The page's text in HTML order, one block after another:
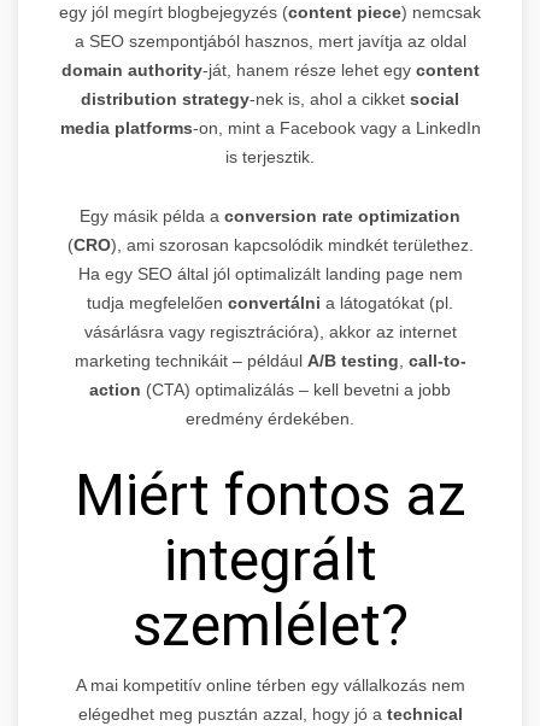
egy jól megírt blogbejegyzés (content piece) nemcsak
a SEO szempontjából hasznos, mert javítja az oldal
domain authority-ját, hanem része lehet egy content
distribution strategy-nek is, ahol a cikket social
media platforms-on, mint a Facebook vagy a LinkedIn
is terjesztik.
Egy másik példa a conversion rate optimization
(CRO), ami szorosan kapcsolódik mindkét területhez.
Ha egy SEO által jól optimalizált landing page nem
tudja megfelelően convertálni a látogatókat (pl.
vásárlásra vagy regisztrációra), akkor az internet
marketing technikáit – például A/B testing call-to-
action (CTA) optimalizálás – kell bevetni a jobb
eredmény érdekében.
Miért fontos az
integrált
szemlélet?
A mai kompetitív online térben egy vállalkozás nem
elégedhet meg pusztán azzal, hogy jó a technical